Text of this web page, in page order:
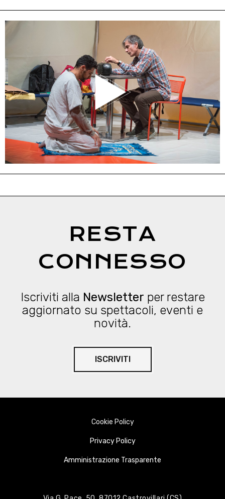
RESTA
CONNESSO
Iscriviti alla Newsletter per restare
aggiornato su spettacoli, eventi e
novità.
ISCRIVITI
Cookie Policy
Privacy Policy
Amministrazione Trasparente